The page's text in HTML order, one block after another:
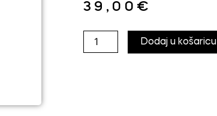
39,00 €
SelfCtrl
"Smooth
Dodaj u košaricu